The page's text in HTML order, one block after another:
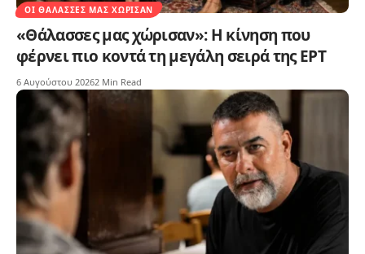
ΟΙ ΘΆΛΑΣΣΕΣ ΜΑΣ ΧΏΡΙΣΑΝ
«Θάλασσες μας χώρισαν»: Η κίνηση που
φέρνει πιο κοντά τη μεγάλη σειρά της ΕΡΤ
6 Αυγούστου 20262 Min Read